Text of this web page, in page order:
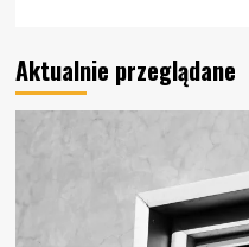
Aktualnie przeglądane